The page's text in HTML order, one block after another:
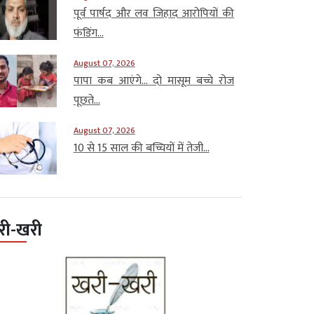
पूर्व पार्षद और लव जिहाद आरोपियों की
फंडिंग...
August 07, 2026
पापा कब आएंगे… दो मासूम बच्चे रोज
पूछते...
August 07, 2026
10 से 15 साल की बच्चियों में तेजी...
खरी